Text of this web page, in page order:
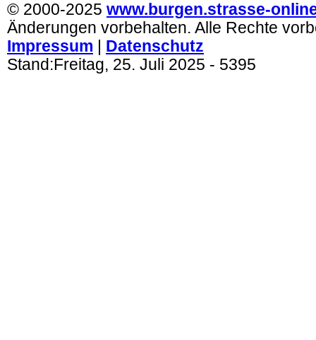
© 2000-2025 www.burgen.strasse-
Änderungen vorbehalten. Alle Rechte
Impressum
Datenschutz
Stand:Freitag, 25. Juli 2025 - 5395